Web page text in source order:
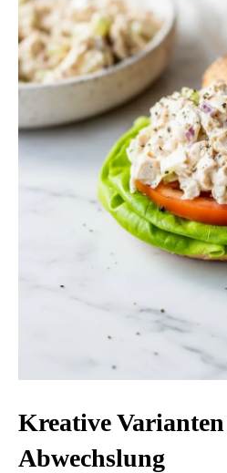
Kreative
Abwechslung